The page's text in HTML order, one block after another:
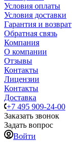
Условия оплаты
Условия доставки
Гарантия и возврат
Обратная связь
Компания
О компании
Отзывы
Контакты
Лицензии
Контакты
Доставка
+7 495 909-24-00
Заказать звонок
Задать вопрос
Войти